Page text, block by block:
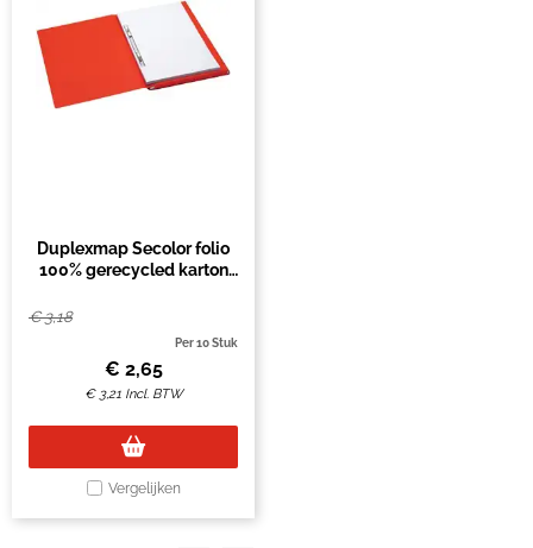
Duplexmap Secolor folio
100% gerecycled karton
€3,18
Per 10 Stuk
€ 2,65
€ 3,21 Incl. BTW
Vergelijken